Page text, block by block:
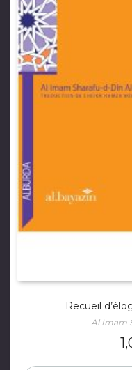
Recueil
Al Imam